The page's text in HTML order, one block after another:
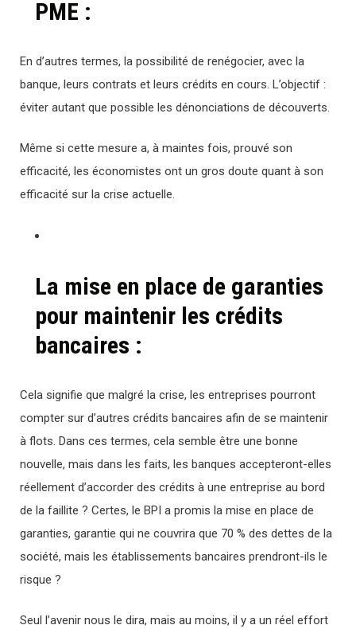
PME :
En d’autres termes, la possibilité de renégocier, avec la
banque, leurs contrats et leurs crédits en cours. L’objectif :
éviter autant que possible les dénonciations de découverts.
Même si cette mesure a, à maintes fois, prouvé son
efficacité, les économistes ont un gros doute quant à son
efficacité sur la crise actuelle.
La mise en place de garanties
pour maintenir les crédits
bancaires :
Cela signifie que malgré la crise, les entreprises pourront
compter sur d’autres crédits bancaires afin de se maintenir
à flots. Dans ces termes, cela semble être une bonne
nouvelle, mais dans les faits, les banques accepteront-elles
réellement d’accorder des crédits à une entreprise au bord
de la faillite ? Certes, le BPI a promis la mise en place de
garanties, garantie qui ne couvrira que 70 % des dettes de la
société, mais les établissements bancaires prendront-ils le
risque ?
Seul l’avenir nous le dira, mais au moins, il y a un réel effort